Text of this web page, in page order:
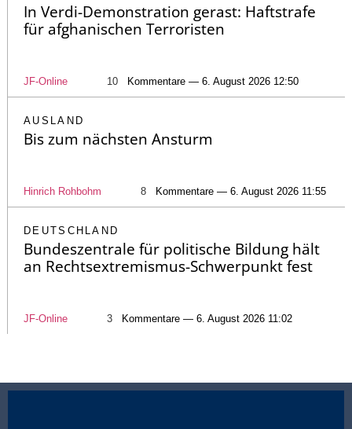
In Verdi-Demonstration gerast: Haftstrafe
für afghanischen Terroristen
JF-Online 10 Kommentare — 6. August 2026 12:50
AUSLAND
Bis zum nächsten Ansturm
Hinrich Rohbohm 8 Kommentare — 6. August 2026 11:55
DEUTSCHLAND
Bundeszentrale für politische Bildung hält
an Rechtsextremismus-Schwerpunkt fest
JF-Online 3 Kommentare — 6. August 2026 11:02